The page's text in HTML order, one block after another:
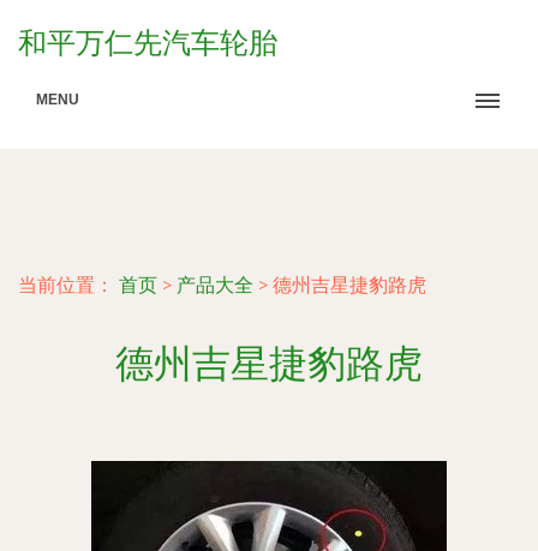
和平万仁先汽车轮胎
MENU
当前位置： 首页 > 产品大全 > 德州吉星捷豹路虎
德州吉星捷豹路虎